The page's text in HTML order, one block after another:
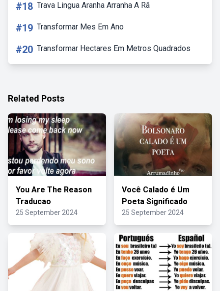
#18 Trava Lingua Aranha Arranha A Rã
#19 Transformar Mes Em Ano
#20 Transformar Hectares Em Metros Quadrados
Related Posts
You Are The Reason
Traducao
25 September 2024
Você Calado é Um
Poeta Significado
25 September 2024